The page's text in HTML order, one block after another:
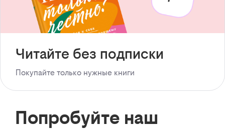
Читайте без подписки
Покупайте только нужные книги
Попробуйте наш